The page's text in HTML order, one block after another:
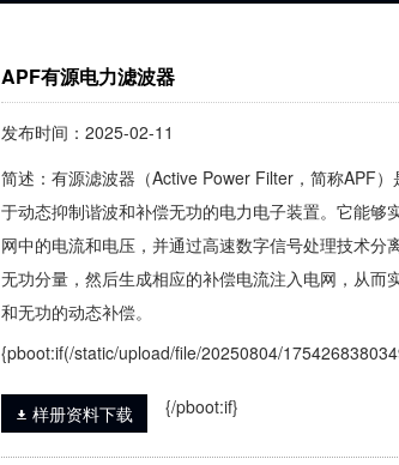
APF有源电力滤波器
发布时间：2025-02-11
简述：‌有源滤波器（Active Power Filter，简称APF）
于动态抑制谐波和补偿无功的电力电子装置‌。它能够
网中的电流和电压，并通过高速数字信号处理技术分
无功分量，然后生成相应的补偿电流注入电网，从而
和无功的动态补偿‌。
{pboot:if(/static/upload/file/20250804/
样册资料下载 {/pboot:if}